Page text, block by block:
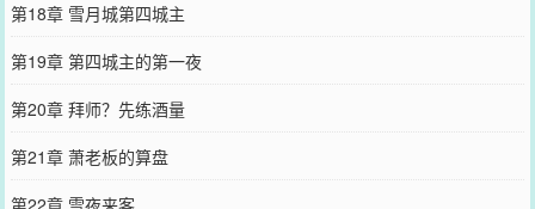
第18章 雪月城第四城主
第19章 第四城主的第一夜
第20章 拜师？先练酒量
第21章 萧老板的算盘
第22章 雪夜来客